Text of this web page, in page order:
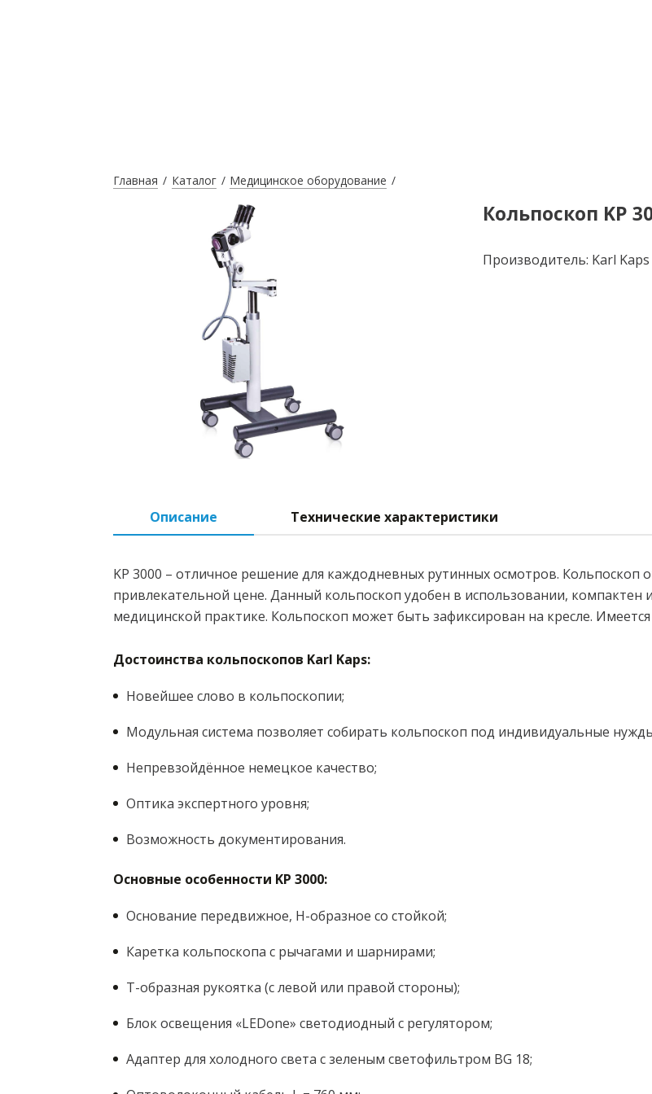
Главная Каталог Медицинское оборудование
Кольпоскоп KP
Производитель: Karl Kaps
Описание Технические характеристики
KP 3000 – отличное решение для каждодневных рутинных осмотров. Кольпоскоп
привлекательной цене. Данный кольпоскоп удобен в использовании, компактен
медицинской практике. Кольпоскоп может быть зафиксирован на кресле.
Достоинства кольпоскопов Karl Kaps:
Новейшее слово в кольпоскопии;
Модульная система позволяет собирать кольпоскоп под индивидуальные
Непревзойдённое немецкое качество;
Оптика экспертного уровня;
​Возможность документирования.
Основные особенности KP 3000:
Основание передвижное, Н-образное со стойкой;
Каретка кольпоскопа с рычагами и шарнирами;
Т-образная рукоятка (с левой или правой стороны);
Блок освещения «LEDone» светодиодный с регулятором;
Адаптер для холодного света с зеленым светофильтром BG 18;